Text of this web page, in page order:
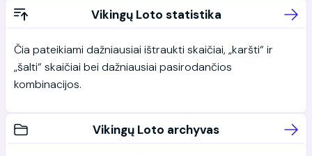
Vikingų Loto statistika
Čia pateikiami dažniausiai ištraukti skaičiai, „karšti“ ir
„šalti“ skaičiai bei dažniausiai pasirodančios
kombinacijos.
Vikingų Loto archyvas